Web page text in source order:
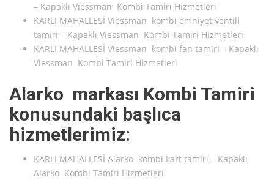
– Kapaklı Viessman Kombi Tamiri Hizmetleri
KARLI MAHALLESİ Viessman kombi emniyet ventili
tamiri – Kapaklı Viessman Kombi Tamiri Hizmetleri
KARLI MAHALLESİ Viessman kombi fan tamiri – Kapaklı
Viessman Kombi Tamiri Hizmetleri
Alarko markası Kombi Tamiri
konusundaki başlıca
hizmetlerimiz:
KARLI MAHALLESİ Alarko kombi kart tamiri – Kapaklı
Alarko Kombi Tamiri Hizmetleri